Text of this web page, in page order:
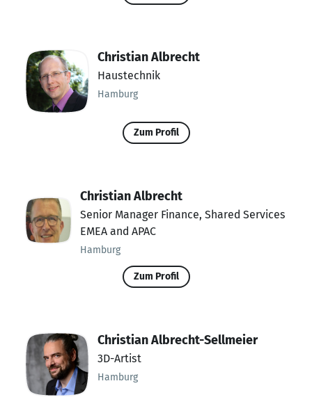
Christian Albrecht
Haustechnik
Hamburg
Zum Profil
Christian Albrecht
Senior Manager Finance, Shared Services
EMEA and APAC
Hamburg
Zum Profil
Christian Albrecht-Sellmeier
3D-Artist
Hamburg